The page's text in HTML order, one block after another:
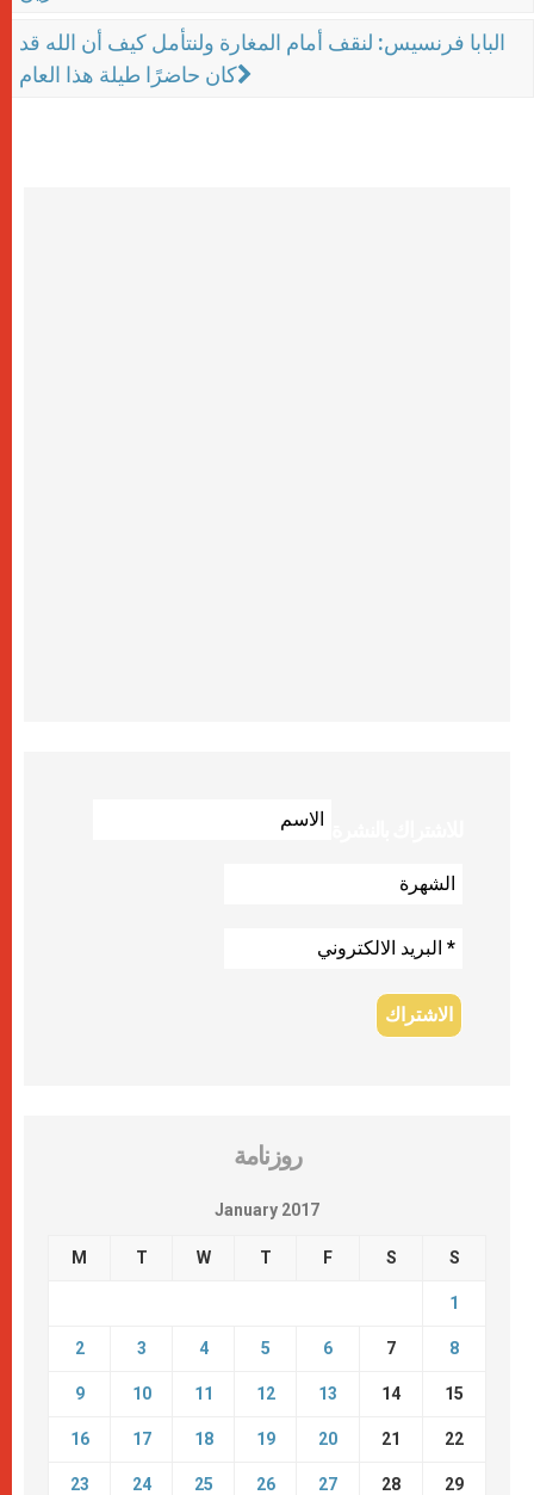
البابا فرنسيس: لنقف أمام المغارة ولنتأمل كيف أن الله قد
كان حاضرًا طيلة هذا العام
روزنامة
January 2017
M T W T F S S
1
2 3 4 5 6 7 8
9 10 11 12 13 14 15
16 17 18 19 20 21 22
23 24 25 26 27 28 29